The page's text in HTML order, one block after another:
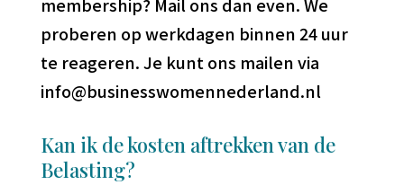
proberen op werkdagen binnen 24 uur
te reageren. Je kunt ons mailen via
info@businesswomennederland.nl
Kan ik de kosten aftrekken van de
Belasting?